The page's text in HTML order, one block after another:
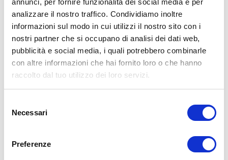
analizzare il nostro traffico. Condividiamo inoltre
informazioni sul modo in cui utilizzi il nostro sito con i
nostri partner che si occupano di analisi dei dati web,
pubblicità e social media, i quali potrebbero combinarle
con altre informazioni che hai fornito loro o che hanno
raccolto dal tuo utilizzo dei loro servizi.
delNecessari
Preferenze